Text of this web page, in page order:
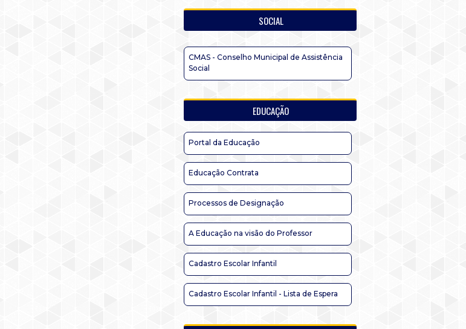
SOCIAL
CMAS - Conselho Municipal de Assistência
Social
EDUCAÇÃO
Portal da Educação
Educação Contrata
Processos de Designação
A Educação na visão do Professor
Cadastro Escolar Infantil
Cadastro Escolar Infantil - Lista de Espera